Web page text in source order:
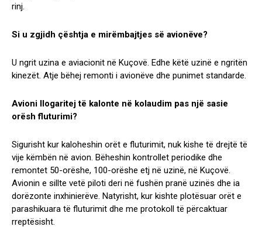
rinj.
Si u zgjidh çështja e mirëmbajtjes së avionëve?
U ngrit uzina e aviacionit në Kuçovë. Edhe këtë uzinë e ngritën
kinezët. Atje bëhej remonti i avionëve dhe punimet standarde.
Avioni llogaritej të kalonte në kolaudim pas një sasie
orësh fluturimi?
Sigurisht kur kaloheshin orët e fluturimit, nuk kishe të drejtë të
vije këmbën në avion. Bëheshin kontrollet periodike dhe
remontet 50-orëshe, 100-orëshe etj në uzinë, në Kuçovë.
Avionin e sillte vetë piloti deri në fushën pranë uzinës dhe ia
dorëzonte inxhinierëve. Natyrisht, kur kishte plotësuar orët e
parashikuara të fluturimit dhe me protokoll të përcaktuar
rreptësisht.